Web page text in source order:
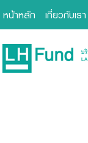
หน้าหลัก เกี่ยวกับเรา